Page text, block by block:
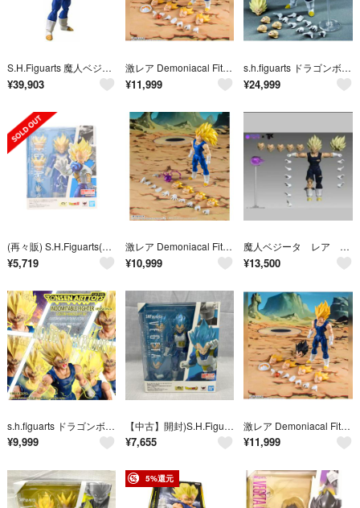
S.H.Figuarts 魔人ベジータ ドラゴンボールZ z2zed1b
¥39,903
激レア Demoniacal Fit スーパーサイヤ人2 魔人ベジータ
¥11,999
s.h.figuarts ドラゴンボール 魔人ベジータ 黒服Bタイプ
¥24,999
(再々販) S.H.Figuarts(フィギュアーツ) スーパーサイヤ人ベジータ-目覚めるスーパーサイヤ人の血- ドラゴンボールZ 完成品 可動フィギュア バンダイスピリッツ
¥5,719
激レア Demoniacal Fit スーパーサイヤ人3 魔人ベジータ
¥10,999
魔人ベジータ レア ドラゴンボール 検S.H 魂ウェブ 入手困難
¥13,500
s.h.figuarts ドラゴンボール 魔人ベジータ ヘッドパーツセット A
¥9,999
【中古】開封)S.H.Figuarts 超サイヤ人ゴッド超サイヤ人ベジータ 貫き通すサイヤ人の誇り[91][240091414967]
¥7,655
激レア Demoniacal Fit スーパーサイヤ人2 魔人ベジータ
¥11,999
5%還元